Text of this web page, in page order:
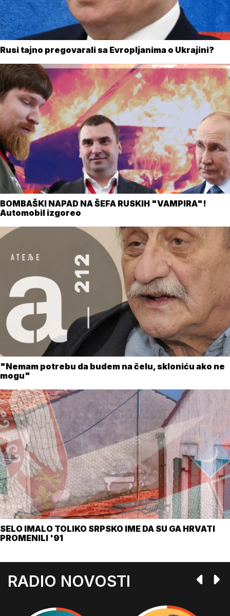
Rusi tajno pregovarali sa Evropljanima o Ukrajini?
BOMBAŠKI NAPAD NA ŠEFA RUSKIH "VAMPIRA"!
Automobil izgoreo
"Nemam potrebu da budem na čelu, skloniću ako ne
mogu"
SELO IMALO TOLIKO SRPSKO IME DA SU GA HRVATI
PROMENILI '91
RADIO NOVOSTI